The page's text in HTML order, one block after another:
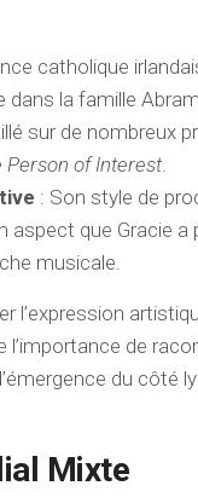
catholique
dans la famille
sur de nombreux
Person of Interest.
: Son style de
aspect que Gracie
musicale.
l’expression
l’importance de
du côté
Mixte